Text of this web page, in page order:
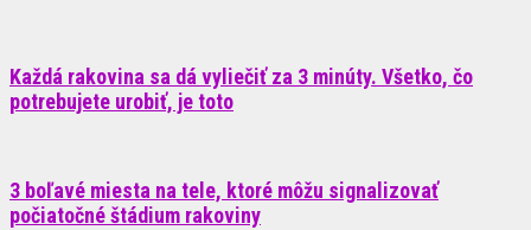
Každá rakovina sa dá vyliečiť za 3 minúty. Všetko, čo
potrebujete urobiť, je toto
3 boľavé miesta na tele, ktoré môžu signalizovať
počiatočné štádium rakoviny